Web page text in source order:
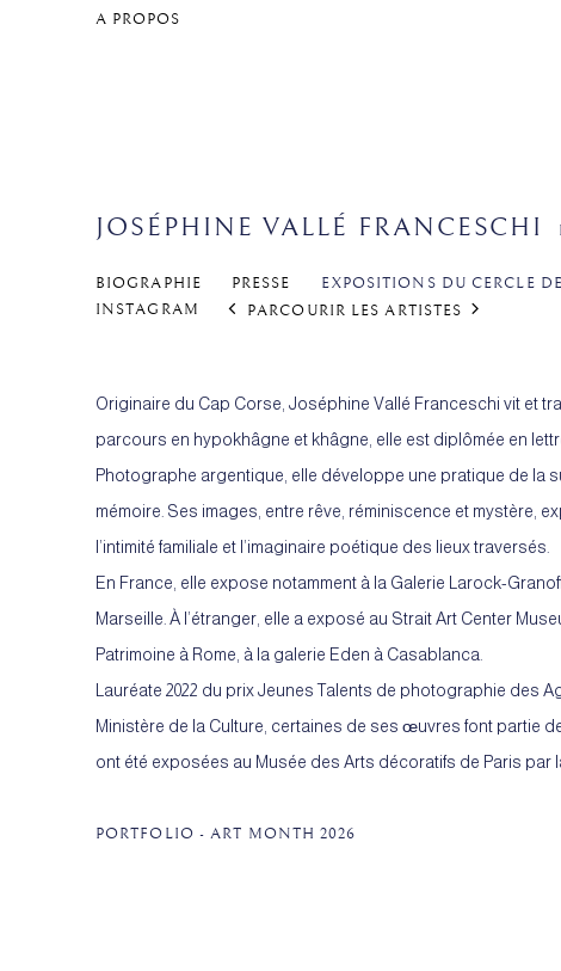
A PROPOS
JOSÉPHINE VALLÉ FRANCESCHI
BIOGRAPHIE PRESSE EXPOSITIONS DU CERCLE
INSTAGRAM
PARCOURIR LES ARTISTES
Originaire du Cap Corse, Joséphine Vallé Franceschi vit et
parcours en hypokhâgne et khâgne, elle est diplômée en
Photographe argentique, elle développe une pratique de la
mémoire. Ses images, entre rêve, réminiscence et mystère,
l’intimité familiale et l’imaginaire poétique des lieux traversés.
En France, elle expose notamment à la Galerie Larock-
Marseille. À l’étranger, elle a exposé au Strait Art Center
Patrimoine à Rome, à la galerie Eden à Casablanca.
Lauréate 2022 du prix Jeunes Talents de photographie des
Ministère de la Culture, certaines de ses œuvres font partie
ont été exposées au Musée des Arts décoratifs de Paris par
PORTFOLIO - ART MONTH 2026